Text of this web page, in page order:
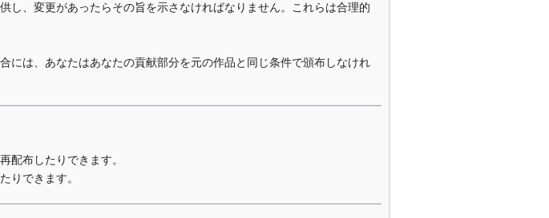
、変更があったらその旨を示さなければなりません。これらは合理的
は、あなたはあなたの貢献部分を元の作品と同じ条件で頒布しなけれ
配布したりできます。
りできます。